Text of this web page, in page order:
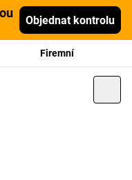
Objednat kontrolu
Firemní